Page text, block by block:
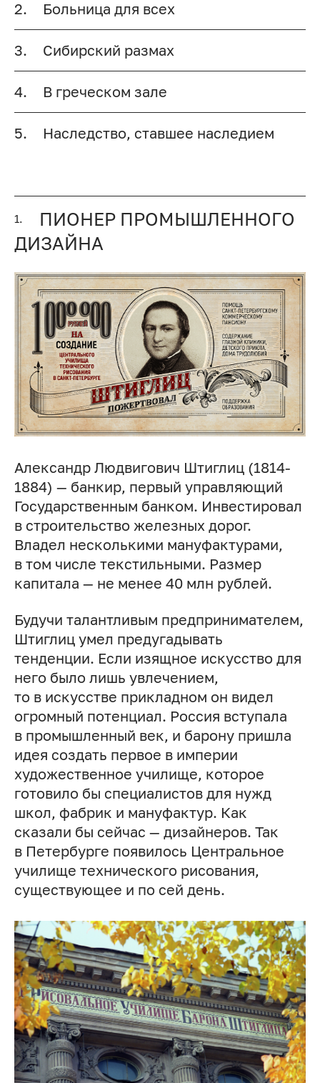
2. Больница для всех
3. Сибирский размах
4. В греческом зале
5. Наследство, ставшее наследием
1.
ПИОНЕР ПРОМЫШЛЕННОГО
ДИЗАЙНА
Александр Людвигович Штиглиц (1814-
1884) — банкир, первый управляющий
Государственным банком. Инвестировал
в строительство железных дорог.
Владел несколькими мануфактурами,
в том числе текстильными. Размер
капитала — не менее 40 млн рублей.
Будучи талантливым предпринимателем,
Штиглиц умел предугадывать
тенденции. Если изящное искусство для
него было лишь увлечением,
то в искусстве прикладном он видел
огромный потенциал. Россия вступала
в промышленный век, и барону пришла
идея создать первое в империи
художественное училище, которое
готовило бы специалистов для нужд
школ, фабрик и мануфактур. Как
сказали бы сейчас — дизайнеров. Так
в Петербурге появилось Центральное
училище технического рисования,
существующее и по сей день.